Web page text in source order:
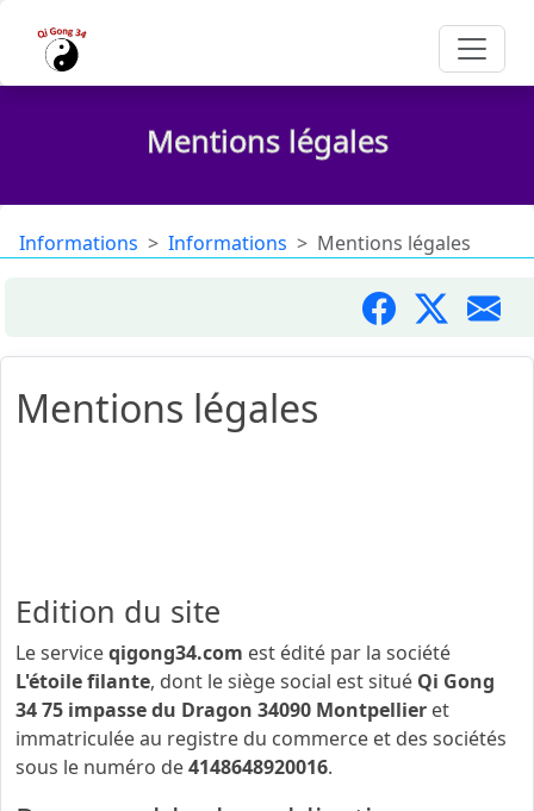
Mentions légales
Informations Informations Mentions légales
Mentions légales
Edition du site
Le serviceqigong34.com est édité par la société
L'étoile filante, dont le siège social est situé Qi Gong
34 75 impasse du Dragon 34090 Montpellier et
immatriculée au registre du commerce et des sociétés
sous le numéro de4148648920016.